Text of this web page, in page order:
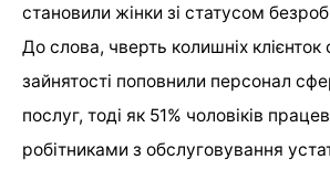
становили жінки зі статусом
До слова, чверть колишніх
зайнятості поповнили персонал
послуг, тоді як 51% чоловіків
робітниками з обслуговування